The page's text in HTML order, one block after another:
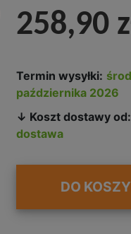
258,90
Termin wysyłki:
października 2026
↓ Koszt dostawy od:
dostawa
DO